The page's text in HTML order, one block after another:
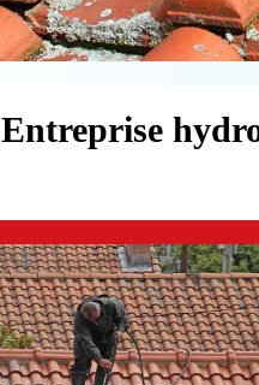
Entreprise